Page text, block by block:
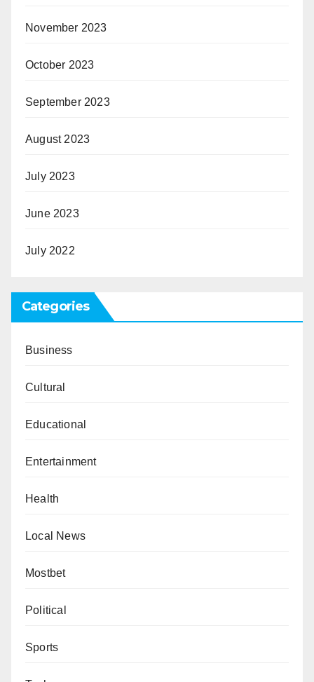
November 2023
October 2023
September 2023
August 2023
July 2023
June 2023
July 2022
Categories
Business
Cultural
Educational
Entertainment
Health
Local News
Mostbet
Political
Sports